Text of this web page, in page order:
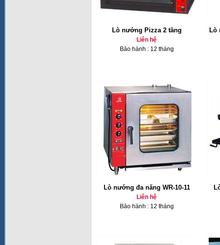
Lò nướng Pizza 2 tầng
Liên hệ
Bảo hành : 12 tháng
Lò
Lò nướng đa năng WR-10-11
Liên hệ
Bảo hành : 12 tháng